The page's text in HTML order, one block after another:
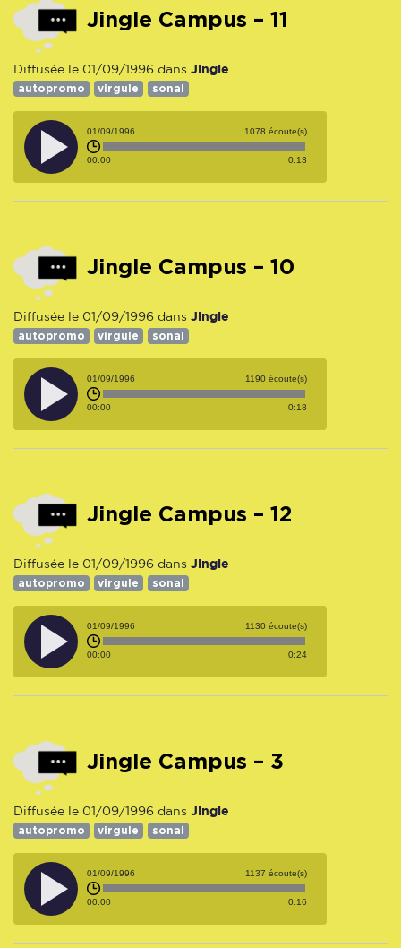
Jingle Campus – 11
Diffusée le 01/09/1996 dans Jingle
autopromo virgule sonal
01/09/1996 1078 écoute(s)
00:00 0:13
Jingle Campus – 10
Diffusée le 01/09/1996 dans Jingle
autopromo virgule sonal
01/09/1996 1190 écoute(s)
00:00 0:18
Jingle Campus – 12
Diffusée le 01/09/1996 dans Jingle
autopromo virgule sonal
01/09/1996 1130 écoute(s)
00:00 0:24
Jingle Campus – 3
Diffusée le 01/09/1996 dans Jingle
autopromo virgule sonal
01/09/1996 1137 écoute(s)
00:00 0:16